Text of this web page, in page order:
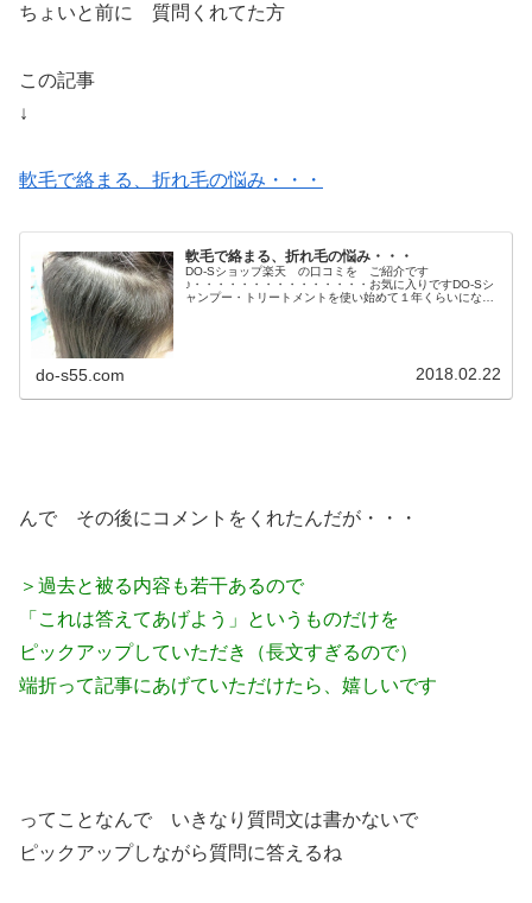
ちょいと前に 質問くれてた方
この記事
↓
軟毛で絡まる、折れ毛の悩み・・・
軟毛で絡まる、折れ毛の悩み・・・
DO-Sショップ楽天 の口コミを ご紹介です
♪・・・・・・・・・・・・・・・お気に入りですDO-Sシ
ャンプー・トリートメントを使い始めて１年くらいになり
do-s55.com 2018.02.22
んで その後にコメントをくれたんだが・・・
＞過去と被る内容も若干あるので
「これは答えてあげよう」というものだけを
ピックアップしていただき（長文すぎるので）
端折って記事にあげていただけたら、嬉しいです
ってことなんで いきなり質問文は書かないで
ピックアップしながら質問に答えるね